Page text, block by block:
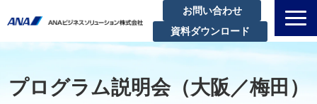
お問い合わせ
資料ダウンロード
解決できる課題
プログラム説明会（大阪／梅田）